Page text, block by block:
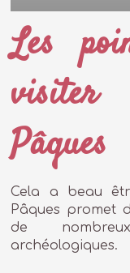
Les
Pâques
Cela a beau
Pâques promet
de
archéologiques.